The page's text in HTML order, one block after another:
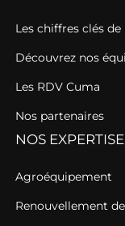
Les chiffres clés
Découvrez nos
Les RDV Cuma
Nos partenaires
NOS
Agroéquipement
Renouvellement